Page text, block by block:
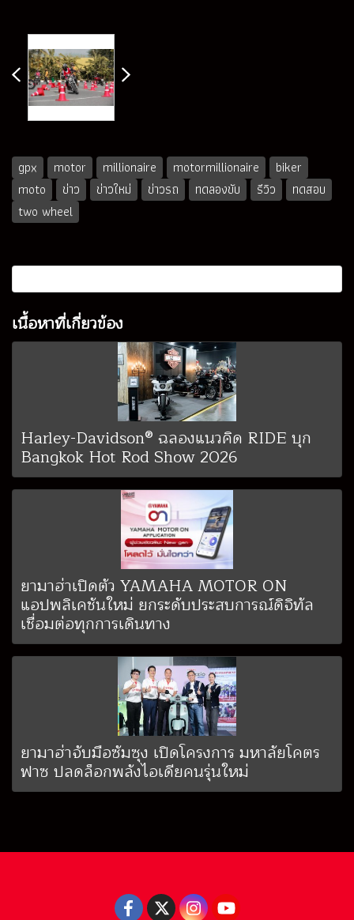
gpx motor millionaire motormillionaire
biker
moto
ข่าว ข่าวใหม่ ข่าวรถ ทดลองขับ รีวิว
ทดสอบ
two wheel
เนื้อหาที่เกี่ยวข้อง
Harley-Davidson® ฉลองแนวคิด RIDE บุก
Bangkok Hot Rod Show 2026
ยามาฮ่าเปิดตัว YAMAHA MOTOR ON
แอปพลิเคชันใหม่ ยกระดับประสบการณ์ดิจิทัล
เชื่อมต่อทุกการเดินทาง
ยามาฮ่าจับมือซัมซุง เปิดโครงการ มหาลัยโคตร
ฟาซ ปลดล็อกพลังไอเดียคนรุ่นใหม่